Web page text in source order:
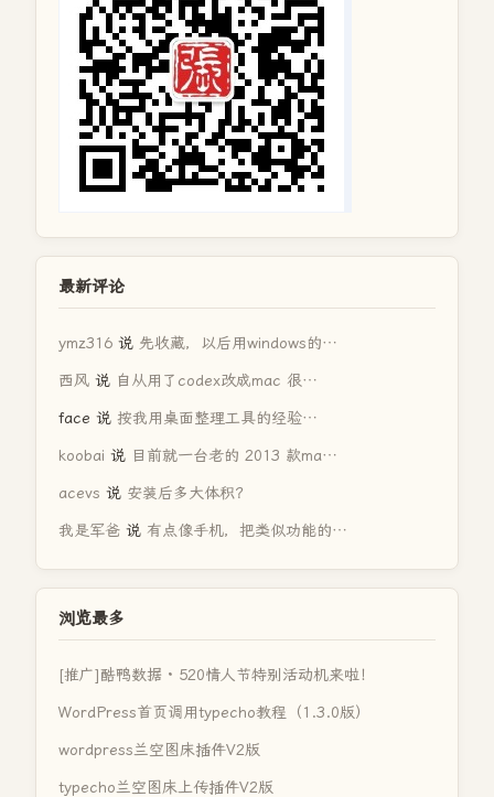
最新评论
ymz316 说 先收藏，以后用windows的…
西风 说 自从用了codex改成mac 很…
face 说 按我用桌面整理工具的经验…
koobai 说 目前就一台老的 2013 款ma…
acevs 说 安装后多大体积？
我是军爸 说 有点像手机，把类似功能的…
浏览最多
[推广]酷鸭数据 · 520情人节特别活动机来啦！
WordPress首页调用typecho教程（1.3.0版）
wordpress兰空图床插件V2版
typecho兰空图床上传插件V2版